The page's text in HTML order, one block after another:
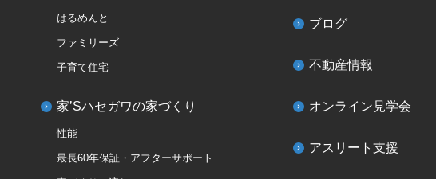
はるめんと
ファミリーズ
子育て住宅
家’Sハセガワの家づくり
性能
最長60年保証・アフターサポート
ブログ
不動産情報
オンライン見学会
アスリート支援